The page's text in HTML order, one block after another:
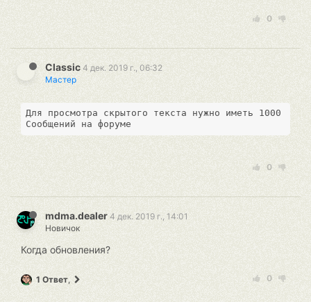
0
Classic 4 дек. 2019 г., 06:32
Мастер
Для просмотра скрытого текста нужно иметь 1000
Сообщений на форуме
0
mdma.dealer 4 дек. 2019 г., 14:01
Новичок
Когда обновления?
0
1 Ответ,